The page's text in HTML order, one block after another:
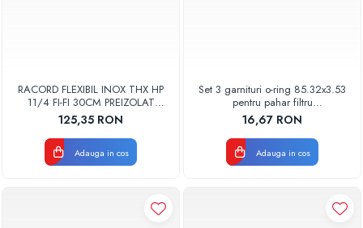
RACORD FLEXIBIL INOX THX HP
11/4 FI-FI 30CM PREIZOLAT
PENTRU POMPA DE CALDURA -
THX
125,35 RON
Adauga in cos
Set 3 garnituri o-ring 85.32x3.53
pentru pahar filtru
AQUA06030000000
16,67 RON
Adauga in cos